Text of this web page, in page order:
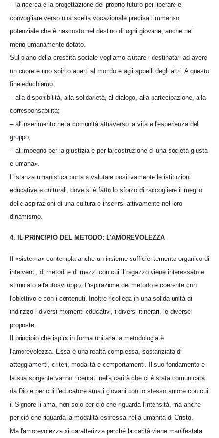
– la ricerca e la progettazione del proprio futuro per liberare e
convogliare verso una scelta vocazionale precisa l'immenso
potenziale che è nascosto nel destino di ogni giovane, anche nel
meno umanamente dotato.
Sul piano della crescita sociale vogliamo aiutare i destinatari ad avere
un cuore e uno spirito aperti al mondo e agli appelli degli altri. A questo
fine educhiamo:
– alla disponibilità, alla solidarietà, al dialogo, alla partecipazione, alla
corresponsabilità;
– all'inserimento nella comunità attraverso la vita e l'esperienza del
gruppo;
– all'impegno per la giustizia e per la costruzione di una società giusta
e umana».
L'istanza umanistica porta a valutare positivamente le istituzioni
educative e culturali, dove si è fatto lo sforzo di raccogliere il meglio
delle aspirazioni di una cultura e inserirsi attivamente nel loro
dinamismo.
4. IL PRINCIPIO DEL METODO: L'AMOREVOLEZZA
Il «sistema» contempla anche un insieme sufficientemente organico di
interventi, di metodi e di mezzi con cui il ragazzo viene interessato e
stimolato all'autosviluppo. L'ispirazione del metodo è coerente con
l'obiettivo e con i contenuti. Inoltre ricollega in una solida unità di
indirizzo i diversi momenti educativi, i diversi itinerari, le diverse
proposte.
Il principio che ispira in forma unitaria la metodologia è
l'amorevolezza. Essa è una realtà complessa, sostanziata di
atteggiamenti, criteri, modalità e comportamenti. Il suo fondamento e
la sua sorgente vanno ricercati nella carità che ci è stata comunicata
da Dio e per cui l'educatore ama i giovani con lo stesso amore con cui
il Signore li ama, non solo per ciò che riguarda l'intensità, ma anche
per ciò che riguarda la modalità espressa nella umanità di Cristo.
Ma l'amorevolezza si caratterizza perché la carità viene manifestata